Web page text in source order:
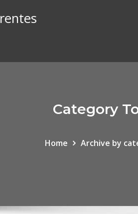
Category
Home Archive by